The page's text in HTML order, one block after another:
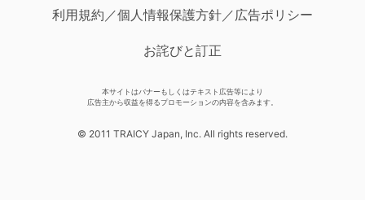
利用規約／個人情報保護方針／広告ポリシー
お詫びと訂正
本サイトはバナーもしくはテキスト広告等により
広告主から収益を得るプロモーションの内容を含みます。
© 2011 TRAICY Japan, Inc. All rights reserved.